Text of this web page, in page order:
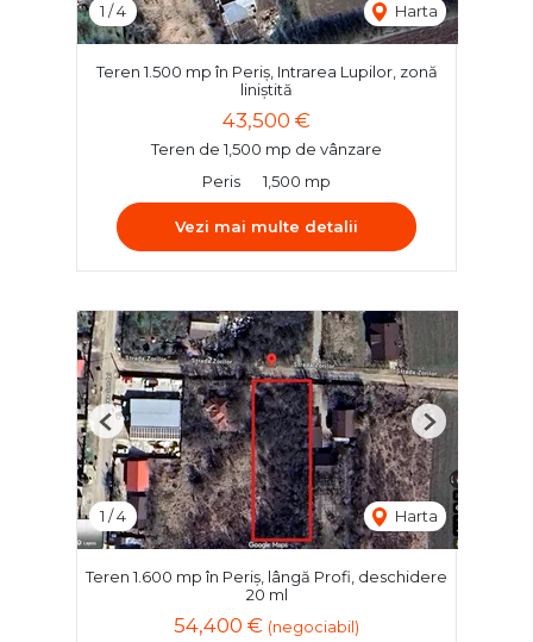
1 /4 Harta
Teren 1.500 mp în Periș, Intrarea Lupilor, zonă
liniștită
43,500 €
Teren de 1,500 mp de vânzare
Peris
1,500 mp
Vezi mai multe detalii
1 /4 Harta
Previous Next
Teren 1.600 mp în Periș, lângă Profi, deschidere
20 ml
54,400 € (negociabil)